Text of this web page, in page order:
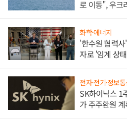
로 이동", 우크
화학·에너지
'한수원 협력
자로 '임계 상
전자·전기·정보통
SK하이닉스 1
가 주주환원